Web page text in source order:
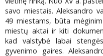
savo miestais. Aleksandro
49 miestams, būta
miestų aktai ir kiti
kad valstybė labai
gyvenimo gaires.